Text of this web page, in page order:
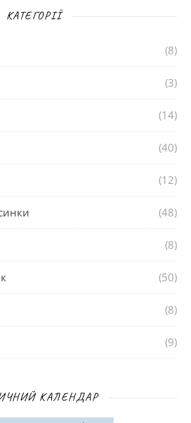
КАТЕГОРІЇ
(8)
(3)
(14)
(40)
(12)
(48)
(8)
(50)
(8)
(9)
КАЛЕНДАР